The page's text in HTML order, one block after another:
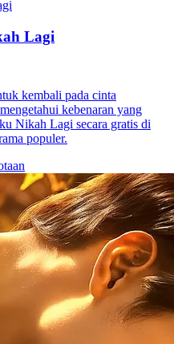
bareng dosennya sendiri,
dia lagi panik dan bingung
nikah. Akhirnya mereka
pisah kamar.
Urban